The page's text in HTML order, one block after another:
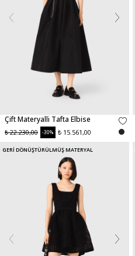
Çift Materyalli Tafta Elbise
₺ 22.230,00 -30% ₺ 15.561,00
GERİ DÖNÜŞTÜRÜLMÜŞ MATERYAL